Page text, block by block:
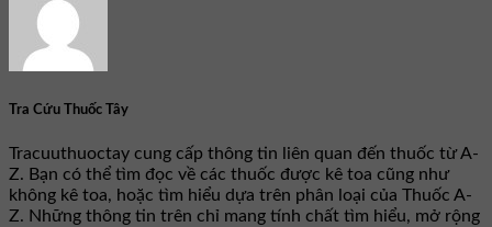
Tra Cứu Thuốc Tây
Tracuuthuoctay cung cấp thông tin liên quan đến thuốc từ A-
Z. Bạn có thể tìm đọc về các thuốc được kê toa cũng như
không kê toa, hoặc tìm hiểu dựa trên phân loại của Thuốc A-
Z. Những thông tin trên chỉ mang tính chất tìm hiểu, mở rộng